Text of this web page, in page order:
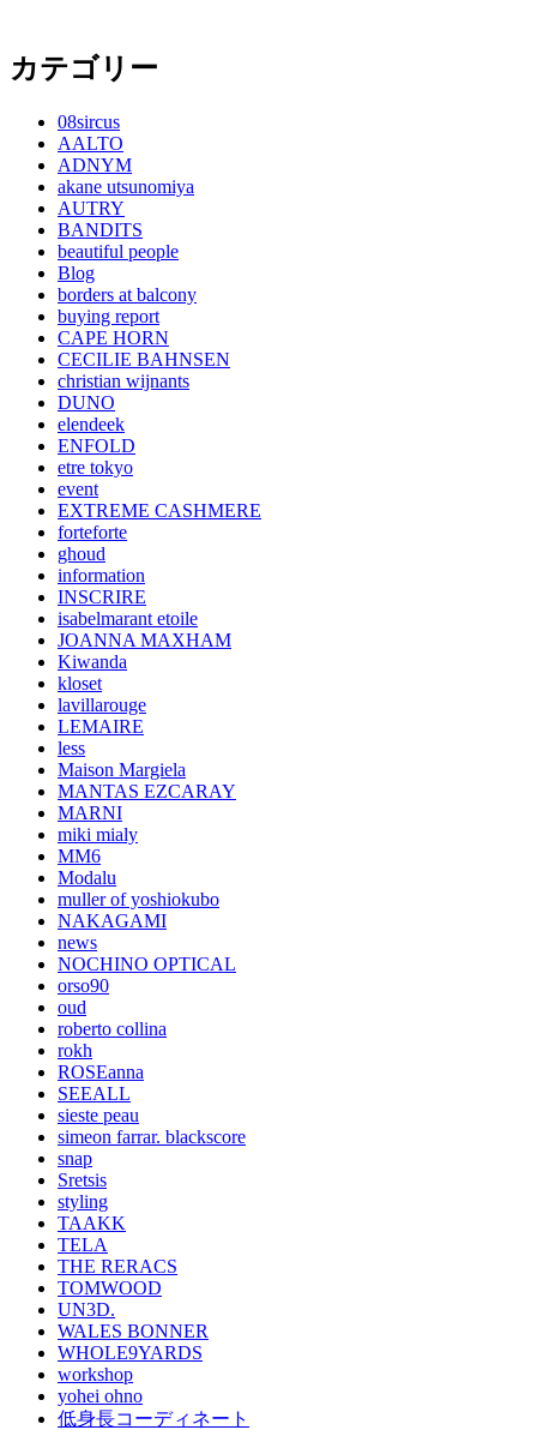
カテゴリー
08sircus
AALTO
ADNYM
akane utsunomiya
AUTRY
BANDITS
beautiful people
Blog
borders at balcony
buying report
CAPE HORN
CECILIE BAHNSEN
christian wijnants
DUNO
elendeek
ENFOLD
etre tokyo
event
EXTREME CASHMERE
forteforte
ghoud
information
INSCRIRE
isabelmarant etoile
JOANNA MAXHAM
Kiwanda
kloset
lavillarouge
LEMAIRE
less
Maison Margiela
MANTAS EZCARAY
MARNI
miki mialy
MM6
Modalu
muller of yoshiokubo
NAKAGAMI
news
NOCHINO OPTICAL
orso90
oud
roberto collina
rokh
ROSEanna
SEEALL
sieste peau
simeon farrar. blackscore
snap
Sretsis
styling
TAAKK
TELA
THE RERACS
TOMWOOD
UN3D.
WALES BONNER
WHOLE9YARDS
workshop
yohei ohno
低身長コーディネート